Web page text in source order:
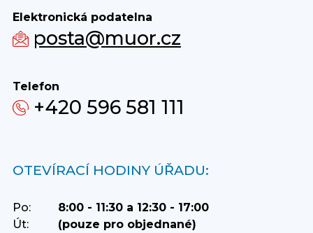
Elektronická podatelna
posta@muor.cz
Telefon
+420 596 581 111
OTEVÍRACÍ HODINY ÚŘADU:
Po:
8:00 - 11:30 a 12:30 - 17:00
Út:
(pouze pro objednané)